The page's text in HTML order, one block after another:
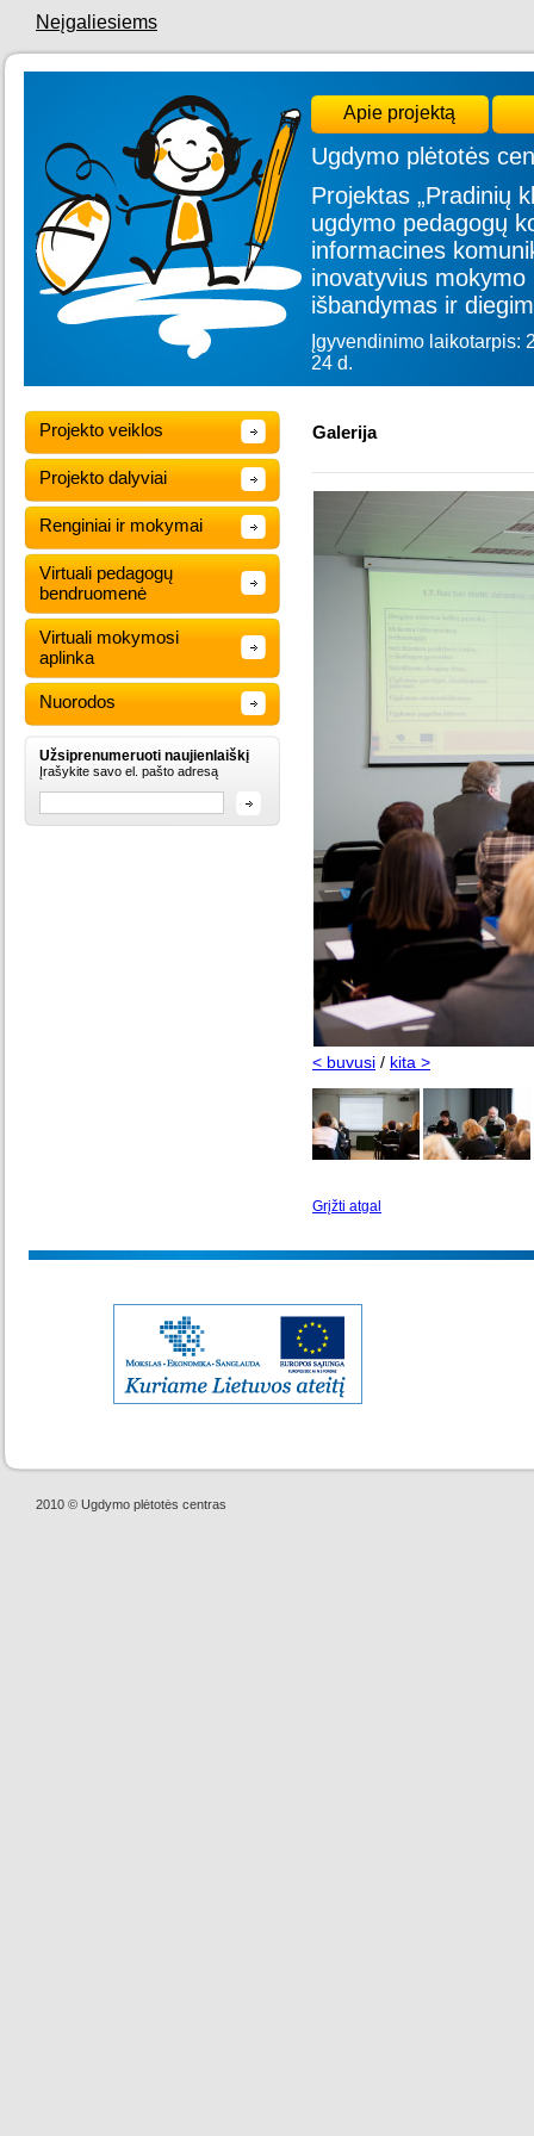
Neįgaliesiems
Apie projektą
Ugdymo plėtotės
Projektas „Pradinių
ugdymo pedagogų
informacines
inovatyvius
išbandymas ir
Įgyvendinimo laikotarpis:
24 d.
Projekto veiklos
Projekto dalyviai
Renginiai ir mokymai
Virtuali pedagogų
bendruomenė
Virtuali mokymosi
aplinka
Nuorodos
Užsiprenumeruoti naujienlaiškį
Įrašykite savo el. pašto adresą
Galerija
< buvusi / kita >
Grįžti atgal
2010 © Ugdymo plėtotės centras